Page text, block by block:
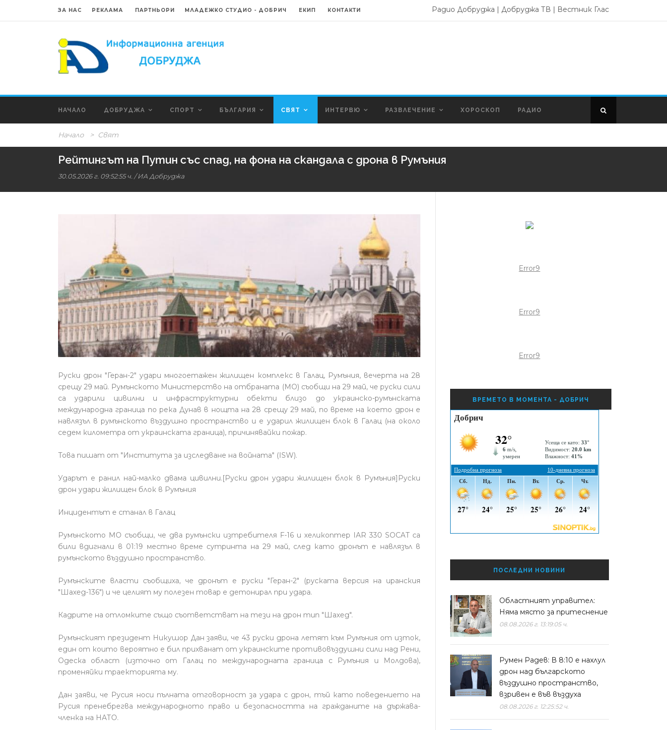
ЗА НАС РЕКЛАМА ПАРТНЬОРИ МЛАДЕЖКО СТУДИО - ДОБРИЧ ЕКИП КОНТАКТИ Радио Добруджа | Добруджа ТВ | Вестник Глас
НАЧАЛО ДОБРУДЖА СПОРТ БЪЛГАРИЯ СВЯТ ИНТЕРВЮ РАЗВЛЕЧЕНИЕ ХОРОСКОП РАДИО
Начало > Свят
Рейтингът на Путин със спад, на фона на скандала с дрона в Румъния
30.05.2026 г. 09:52:55 ч. /ИА Добруджа
Руски дрон "Геран-2" удари многоетажен жилищен комплекс в Галац, Румъния, вечерта на 28
срещу 29 май. Румънското Министерство на отбраната (МО) съобщи на 29 май, че руски сили
са ударили цивилни и инфраструктурни обекти близо до украинско-румънската
международна граница по река Дунав в нощта на 28 срещу 29 май, по време на което дрон е
навлязъл в румънското въздушно пространство и е ударил жилищен блок в Галац (на около
седем километра от украинската граница), причинявайки пожар.
Това пишат от "Института за изследване на войната" (ISW).
Ударът е ранил най-малко двама цивилни.[Руски дрон удари жилищен блок в Румъния]Руски
дрон удари жилищен блок в Румъния
Инцидентът е станал в Галац
Румънското МО съобщи, че два румънски изтребителя F-16 и хеликоптер IAR 330 SOCAT са
били вдигнали в 01:19 местно време сутринта на 29 май, след като дронът е навлязъл в
румънското въздушно пространство.
Румънските власти съобщиха, че дронът е руски "Геран-2" (руската версия на иранския
"Шахед-136") и че целият му полезен товар е детонирал при удара.
Кадрите на отломките също съответстват на тези на дрон тип "Шахед".
Румънският президент Никушор Дан заяви, че 43 руски дрона летят към Румъния от изток,
един от които вероятно е бил прихванат от украинските противовъздушни сили над Рени,
Одеска област (източно от Галац по международната граница с Румъния и Молдова),
променяйки траекторията му.
Дан заяви, че Русия носи пълната отговорност за удара с дрон, тъй като поведението на
Русия пренебрегва международното право и безопасността на гражданите на държава-
членка на НАТО.
Error9
Error9
Error9
ВРЕМЕТО В МОМЕНТА - ДОБРИЧ
ПОСЛЕДНИ НОВИНИ
Областният управител:
Няма място за притеснение
08.08.2026 г. 13:19:05 ч.
Румен Радев: В 8:10 е нахлул
дрон над българското
въздушно пространство,
взривен е във въздуха
08.08.2026 г. 12:25:52 ч.